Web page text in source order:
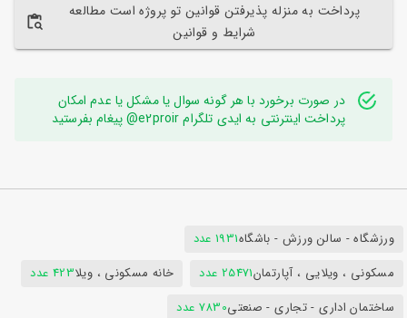
پرداخت به منزله پذیرفتن قوانین تو پروژه است مطالعه
شرایط و قوانین
در صورت برخورد با هر گونه سوال یا مشکل یا عدم امکان
پرداخت اینترنتی به ایدی تلگرام e2proir@ پیغام بفرستید
ورزشگاه - سالن ورزش - باشگاه1931 عدد
مسکونی ، ویلایی ، آپارتمان25471 عدد خانه مسکونی ، ویلا423 عدد
ساختمان اداری - تجاری - صنعتی7830 عدد